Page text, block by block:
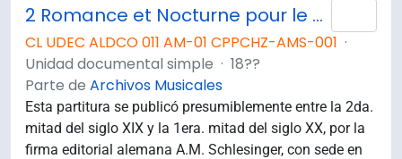
2 Romance et Nocturne pour le Piano composés par Jules Fontana.
CL UDEC ALDCO 011 AM-01 CPPCHZ-AMS-001 ·
Unidad documental simple · 18??
Parte de Archivos Musicales
Esta partitura se publicó presumiblemente entre la 2da.
mitad del siglo XIX y la 1era. mitad del siglo XX, por la
firma editorial alemana A.M. Schlesinger, con sede en